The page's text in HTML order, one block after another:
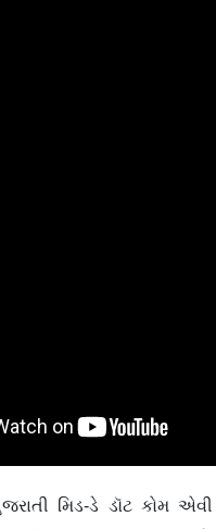
મિડ-ડે ડૉટ કોમ